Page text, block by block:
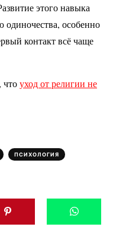
этого навыка
особенно
контакт всё чаще
уход от религии не
, ПСИХОЛОГИЯ ,